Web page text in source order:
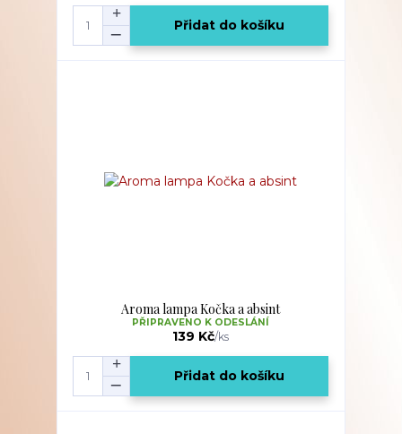
Přidat do košíku
Aroma lampa Kočka a absint
139 Kč/ks
PŘIPRAVENO K ODESLÁNÍ
Přidat do košíku